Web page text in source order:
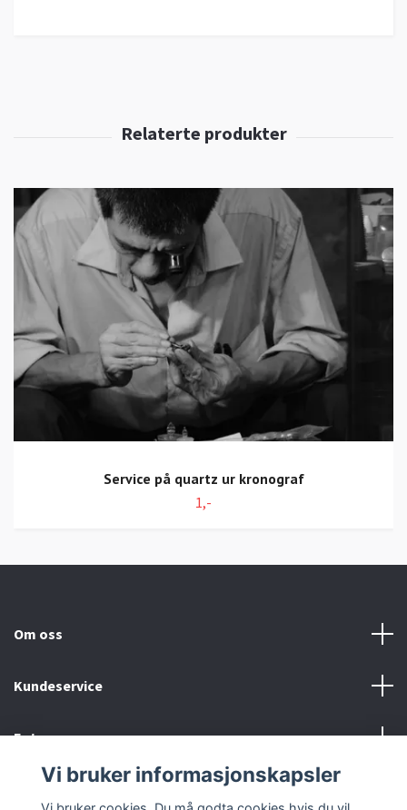
Service på quartz ur kronograf
1,-
Om oss
Kundeservice
Fotmeny
Sosiale medier
Vi bruker informasjonskapsler